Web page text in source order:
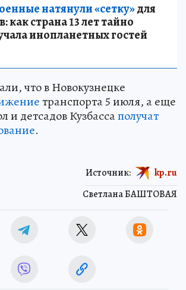
натянули «сетку»для
как страна 13 лет тайно
инопланетных гостей
что в Новокузнецке
транспорта 5 июля, а еще
и детсадов Кузбассаполучат
.
Светлана БАШТОВАЯ
Источник: kp.ru